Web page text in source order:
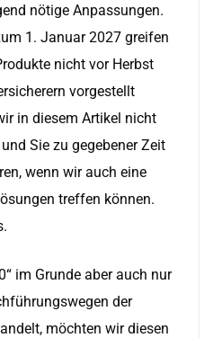
nötige Anpassungen.
1. Januar 2027 greifen
nicht vor Herbst
vorgestellt
in diesem Artikel nicht
Sie zu gegebener Zeit
wenn wir auch eine
treffen können.
im Grunde aber auch nur
der
möchten wir diesen